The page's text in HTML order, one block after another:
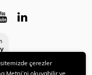
çerezler
Metni’ni okuyabilir ve